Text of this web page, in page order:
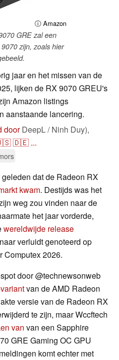
ⓘ Amazon
GRE zal een
zijn, zoals hier
jaar en het missen van de
lijken de RX 9070 GREU's
Amazon listings
aanstaande lancering.
doorDeepL / Ninh Duy),
🇩🇪 ...
dat de Radeon RX
kwam. Destijds was het
weg zou vinden naar de
het jaar vorderde,
wereldwijde release
verluidt genoteerd op
Computex 2026.
door @technewsonweb
van de AMD Radeon
versie van de Radeon RX
te zijn, maar Wccftech
van van een Sapphire
GRE Gaming OC GPU
komt echter met